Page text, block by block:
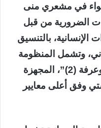
في مشعري منى
الضرورية من قبل
الإنسانية، بالتنسيق
وتشمل المنظومة
مراكز “المعيصم، وعرفة (1)، وعرفة (2)”، المجهزة
وفق أعلى معايير